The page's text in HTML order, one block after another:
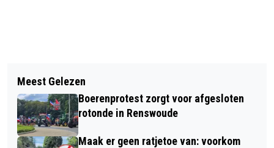
GROOT ONDERHOUD A1 TUSSEN
KOOTWIJK EN APELDOORN-ZUID - 8 –
17 SEPTEMBER
MEDEWERKER VAN DE
VLINDERSTICHTING BEDREIGD OM
PESTICIDEN ONDERZOEK
Meest Gelezen
Boerenprotest zorgt voor afgesloten
rotonde in Renswoude
Maak er geen ratjetoe van: voorkom